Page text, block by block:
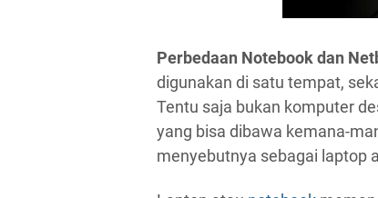
Perbedaan Notebook dan
digunakan di satu tempat,
Tentu saja bukan komputer
yang bisa dibawa kemana-
menyebutnya sebagai laptop